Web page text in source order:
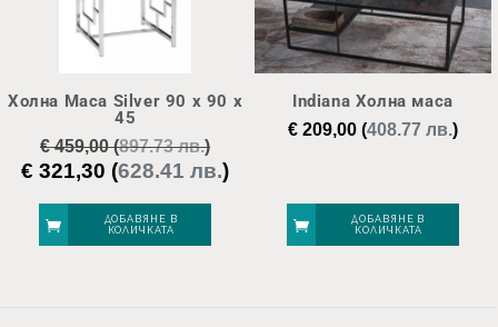
Холна Маса Silver 90 x 90 x
45
€459,00(897.73 лв.)
Original
was:
€ 459,00.
€ 321,30 (628.41 лв.)Текущата
€ 321,30.
ДОБАВЯНЕ В
КОЛИЧКАТА
Indiana Холна маса
€209,00(408.77 лв.)
ДОБАВЯНЕ В
КОЛИЧКАТА